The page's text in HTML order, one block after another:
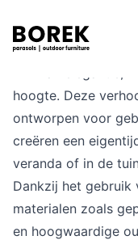
Producten
Collecties
Merken
Projecten
Zoek
High dining stoelen
hoogte. Deze
ontworpen voor
creëren een
veranda of in de
Dankzij het gebruik
materialen zoals
en hoogwaardige